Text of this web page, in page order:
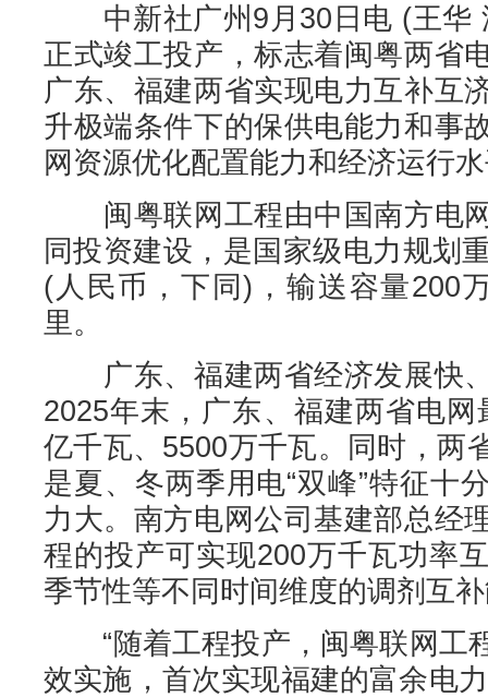
中新社广州9月30日电 (王华
正式竣工投产，标志着闽粤两省
广东、福建两省实现电力互补互
升极端条件下的保供电能力和事
网资源优化配置能力和经济运行
闽粤联网工程由中国南方电
同投资建设，是国家级电力规划
(人民币，下同)，输送容量200
里。
广东、福建两省经济发展快
2025年末，广东、福建两省电
亿千瓦、5500万千瓦。同时，两
是夏、冬两季用电“双峰”特征十
力大。南方电网公司基建部总经
程的投产可实现200万千瓦功率
季节性等不同时间维度的调剂互
“随着工程投产，闽粤联网工
效实施，首次实现福建的富余电